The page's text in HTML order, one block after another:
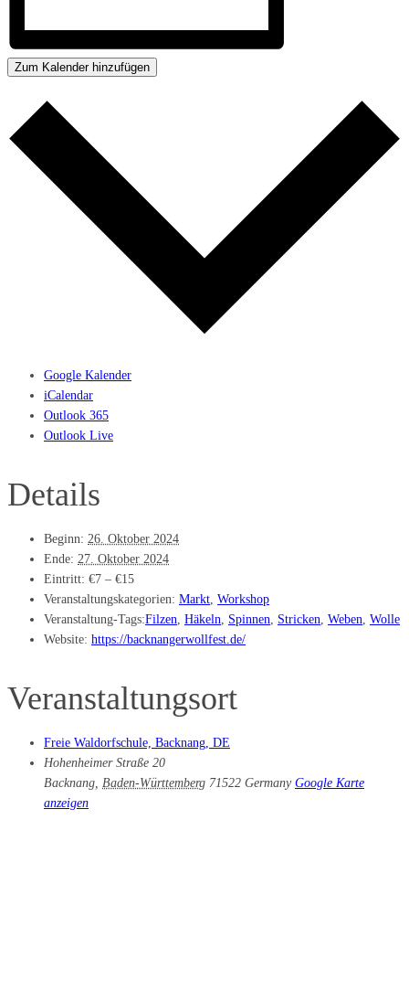
Zum Kalender hinzufügen
Google Kalender
iCalendar
Outlook 365
Outlook Live
Details
Beginn: 26. Oktober 2024
Ende: 27. Oktober 2024
Eintritt: €7 – €15
Veranstaltungskategorien: Markt, Workshop
Veranstaltung-Tags:Filzen, Häkeln, Spinnen, Stricken, Weben, Wolle
Website: https://backnangerwollfest.de/
Veranstaltungsort
Freie Waldorfschule, Backnang, DE
Hohenheimer Straße 20
Backnang, Baden-Württemberg 71522 Germany Google Karte
anzeigen